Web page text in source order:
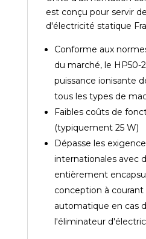
est conçu pour servir
d'électricité statique
Conforme aux
du marché, le HP50-
puissance ionisante
tous les types de
Faibles coûts de
(typiquement 25 W)
Dépasse les
internationales avec
entièrement
conception à
automatique en cas
l'éliminateur